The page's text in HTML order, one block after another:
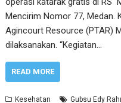
Mencirim Nomor 77, Medan.
Agincourt Resource (PTAR)
dilaksanakan. “Kegiatan…
READ MORE
Kesehatan Gubsu Edy